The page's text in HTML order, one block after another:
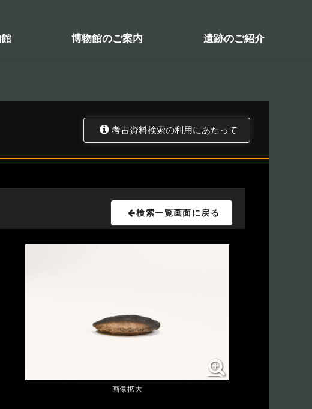
博物館のご案内 遺跡のご紹介
トップ 資料データベース 考古資料検索
考古資料検索の利用にあたって
検索一覧画面に戻る